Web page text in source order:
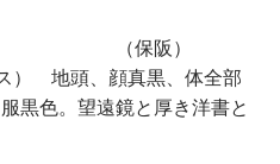
阪）
） 地頭、顔真黒、体全部
黒色。望遠鏡と厚き洋書と